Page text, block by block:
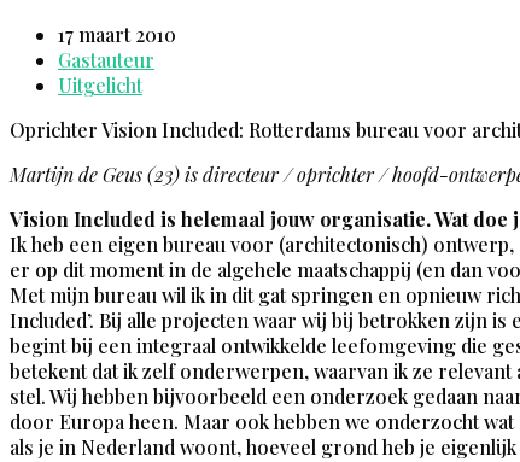
17 maart 2010
Gastauteur
Uitgelicht
Oprichter Vision Included: Rotterdams bureau voor
Martijn de Geus (23) is directeur / oprichter / hoofd-
Vision Included is helemaal jouw organisatie. Wat doe
Ik heb een eigen bureau voor (architectonisch)
er op dit moment in de algehele maatschappij (en dan
Met mijn bureau wil ik in dit gat springen en opnieuw
Included’. Bij alle projecten waar wij bij betrokken zijn
begint bij een integraal ontwikkelde leefomgeving die
betekent dat ik zelf onderwerpen, waarvan ik ze
stel. Wij hebben bijvoorbeeld een onderzoek gedaan
door Europa heen. Maar ook hebben we onderzocht
als je in Nederland woont, hoeveel grond heb je